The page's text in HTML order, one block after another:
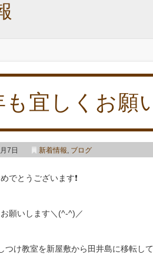
も宜しくお願
7日 新着情報 ブログ
でとうございます❗️
願いします＼(^-^)／
つけ教室を新屋敷から田井島に移転し